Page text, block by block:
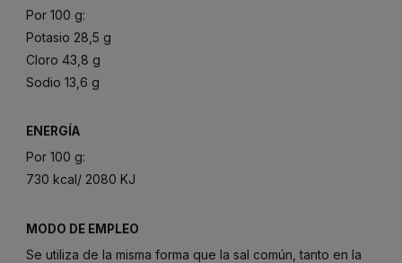
Por 100 g:
Potasio 28,5 g
Cloro 43,8 g
Sodio 13,6 g
ENERGÍA
Por 100 g:
730 kcal/ 2080 KJ
MODO DE EMPLEO
Se utiliza de la misma forma que la sal común, tanto en la